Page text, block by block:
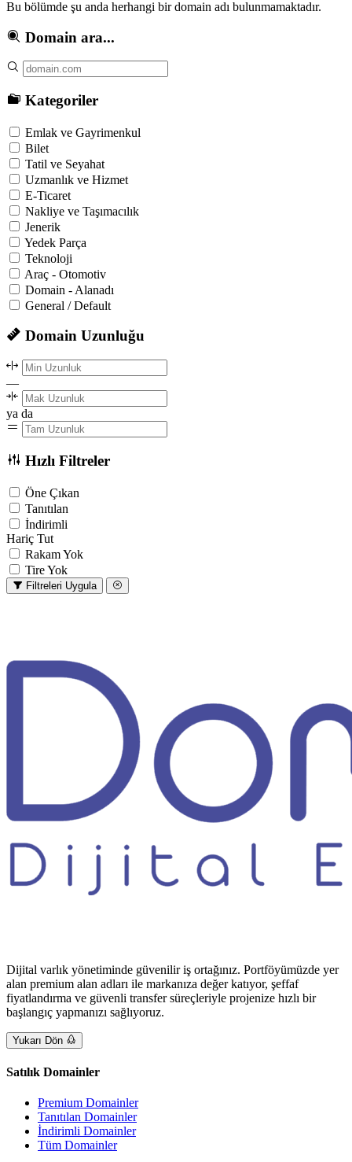
Bu bölümde şu anda herhangi bir domain adı bulunmamaktadır.
Domain ara...
Kategoriler
Emlak ve Gayrimenkul
Bilet
Tatil ve Seyahat
Uzmanlık ve Hizmet
E-Ticaret
Nakliye ve Taşımacılık
Jenerik
Yedek Parça
Teknoloji
Araç - Otomotiv
Domain - Alanadı
General / Default
Domain Uzunluğu
—
ya da
Hızlı Filtreler
Öne Çıkan
Tanıtılan
İndirimli
Hariç Tut
Rakam Yok
Tire Yok
Filtreleri Uygula
Dijital varlık yönetiminde güvenilir iş ortağınız. Portföyümüzde yer
alan premium alan adları ile markanıza değer katıyor, şeffaf
fiyatlandırma ve güvenli transfer süreçleriyle projenize hızlı bir
başlangıç yapmanızı sağlıyoruz.
Yukarı Dön
Satılık Domainler
Premium Domainler
Tanıtılan Domainler
İndirimli Domainler
Tüm Domainler